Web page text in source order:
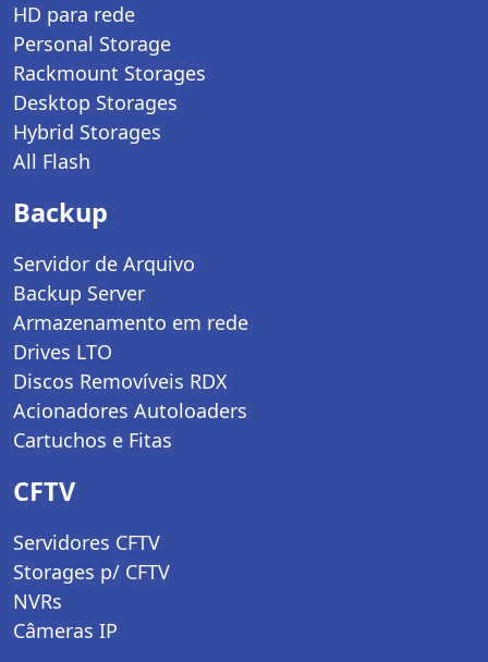
HD para rede
Personal Storage
Rackmount Storages
Desktop Storages
Hybrid Storages
All Flash
Backup
Servidor de Arquivo
Backup Server
Armazenamento em rede
Drives LTO
Discos Removíveis RDX
Acionadores Autoloaders
Cartuchos e Fitas
CFTV
Servidores CFTV
Storages p/ CFTV
NVRs
Câmeras IP